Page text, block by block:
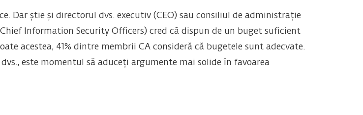
Dar știe și directorul dvs. executiv (CEO) sau consiliul de administrație
Information Security Officers) cred că dispun de un buget suficient
acestea, 41% dintre membrii CA consideră că bugetele sunt adecvate.
este momentul să aduceți argumente mai solide în favoarea